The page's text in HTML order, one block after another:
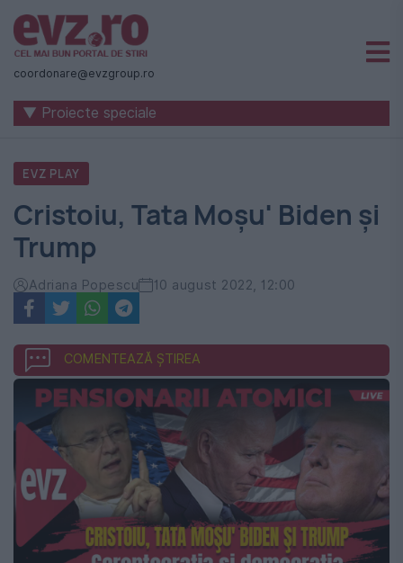
Știri
naționale
internaționale
România
-
Evenimentul
Zilei
coordonare@evzgroup.ro
▼ Proiecte speciale
EVZ PLAY
Cristoiu, Tata Moşu' Biden şi
Trump
Adriana Popescu 10 august 2022, 12:00
COMENTEAZĂ ȘTIREA